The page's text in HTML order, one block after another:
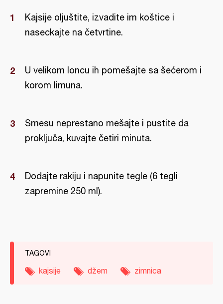
Kajsije oljuštite, izvadite im koštice i
naseckajte na četvrtine.
U velikom loncu ih pomešajte sa šećerom i
korom limuna.
Smesu neprestano mešajte i pustite da
proključa, kuvajte četiri minuta.
Dodajte rakiju i napunite tegle (6 tegli
zapremine 250 ml).
TAGOVI
kajsije džem zimnica